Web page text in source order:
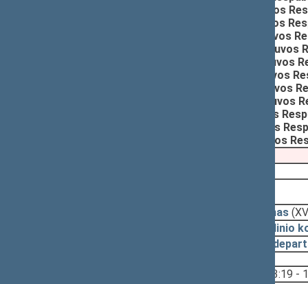
Ilona GELAŽNIKIENĖ, Lietuvos
Karolis PODOLSKIS, Lietuvos
Tomas MARTINAITIS, Lietuvos
Ruslanas BARANOVAS,
Matas SKAMARAKAS, Lietuvos
Raminta POPOVIENĖ, Lietuvos
Šarūnas ŠUKEVIČIUS, Lietuvos
Vaida ALEKNAVIČIENĖ,
Paulius VISOCKAS, Lietuvos
Linas JONAUSKAS, Lietuvos
Lilija VAITIEKŪNIENĖ, Lietuvos
Įstatymas
Pagrindinio
Teisės
13:19 -